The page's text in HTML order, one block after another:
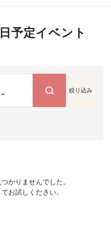
予定イベント
~ 絞り込み
かりませんでした。
お試しください。